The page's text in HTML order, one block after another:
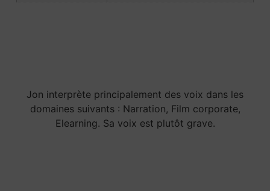
Jon interprète principalement des voix dans les
domaines suivants : Narration, Film corporate,
Elearning. Sa voix est plutôt grave.